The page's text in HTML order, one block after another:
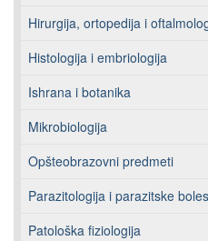
Hirurgija, ortopedija i
Histologija i embriologija
Ishrana i botanika
Mikrobiologija
Opšteobrazovni predmeti
Parazitologija i parazitske
Patološka fiziologija